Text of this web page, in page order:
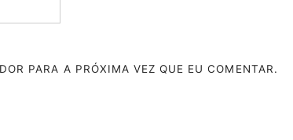
PARA A PRÓXIMA VEZ QUE EU COMENTAR.